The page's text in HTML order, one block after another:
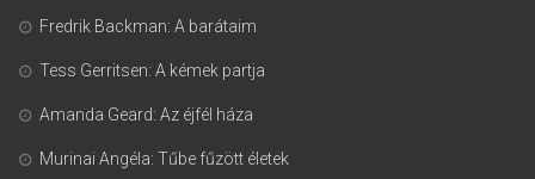
Fredrik Backman: A barátaim
Tess Gerritsen: A kémek partja
Amanda Geard: Az éjfél háza
Murinai Angéla: Tűbe fűzött életek